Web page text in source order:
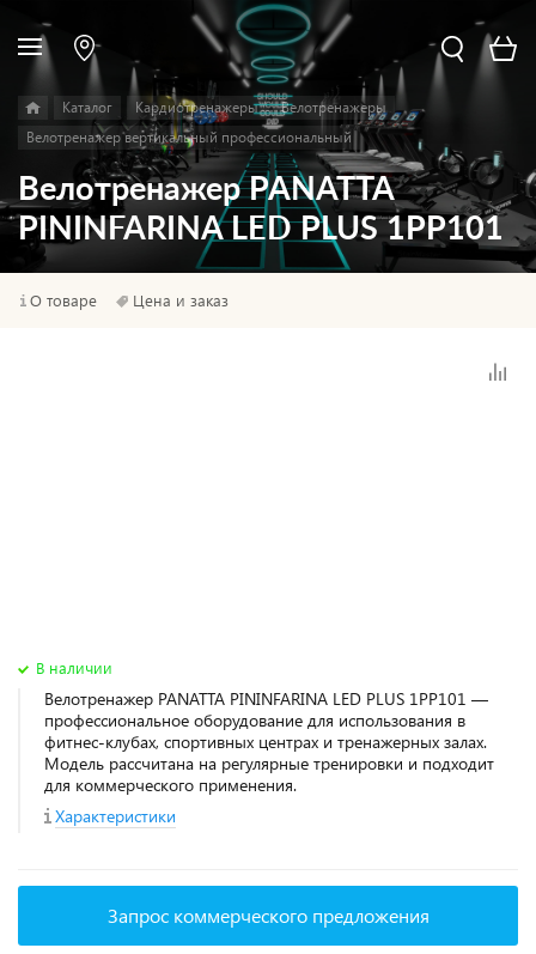
Каталог Кардиотренажеры
Велотренажеры
Велотренажер вертикальный профессиональный
Велотренажер PANATTA
PININFARINA LED PLUS 1PP101
О товаре Цена и заказ
В наличии
Велотренажер PANATTA PININFARINA LED PLUS 1PP101 —
профессиональное оборудование для использования в
фитнес‑клубах, спортивных центрах и тренажерных залах.
Модель рассчитана на регулярные тренировки и подходит
для коммерческого применения.
Характеристики
Запрос коммерческого предложения